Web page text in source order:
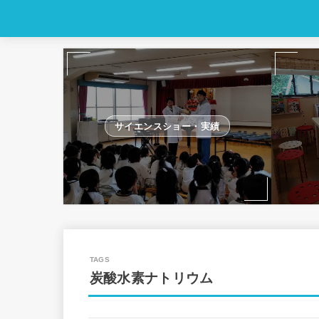
サイエンスショー・実績
炭酸水素ナトリウム